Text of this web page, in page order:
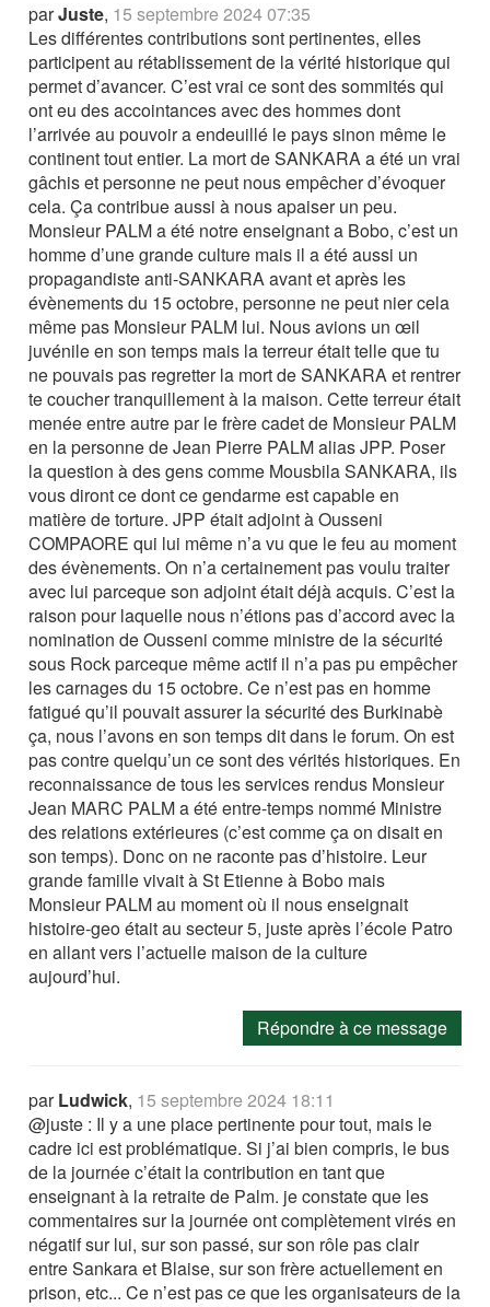
parJuste, 15 septembre 2024 07:35
Les différentes contributions sont pertinentes, elles
participent au rétablissement de la vérité historique qui
permet d’avancer. C’est vrai ce sont des sommités qui
ont eu des accointances avec des hommes dont
l’arrivée au pouvoir a endeuillé le pays sinon même le
continent tout entier. La mort de SANKARA a été un vrai
gâchis et personne ne peut nous empêcher d’évoquer
cela. Ça contribue aussi à nous apaiser un peu.
Monsieur PALM a été notre enseignant a Bobo, c’est un
homme d’une grande culture mais il a été aussi un
propagandiste anti-SANKARA avant et après les
évènements du 15 octobre, personne ne peut nier cela
même pas Monsieur PALM lui. Nous avions un œil
juvénile en son temps mais la terreur était telle que tu
ne pouvais pas regretter la mort de SANKARA et rentrer
te coucher tranquillement à la maison. Cette terreur était
menée entre autre par le frère cadet de Monsieur PALM
en la personne de Jean Pierre PALM alias JPP. Poser
la question à des gens comme Mousbila SANKARA, ils
vous diront ce dont ce gendarme est capable en
matière de torture. JPP était adjoint à Ousseni
COMPAORE qui lui même n’a vu que le feu au moment
des évènements. On n’a certainement pas voulu traiter
avec lui parceque son adjoint était déjà acquis. C’est la
raison pour laquelle nous n’étions pas d’accord avec la
nomination de Ousseni comme ministre de la sécurité
sous Rock parceque même actif il n’a pas pu empêcher
les carnages du 15 octobre. Ce n’est pas en homme
fatigué qu’il pouvait assurer la sécurité des Burkinabè
ça, nous l’avons en son temps dit dans le forum. On est
pas contre quelqu’un ce sont des vérités historiques. En
reconnaissance de tous les services rendus Monsieur
Jean MARC PALM a été entre-temps nommé Ministre
des relations extérieures (c’est comme ça on disait en
son temps). Donc on ne raconte pas d’histoire. Leur
grande famille vivait à St Etienne à Bobo mais
Monsieur PALM au moment où il nous enseignait
histoire-geo était au secteur 5, juste après l’école Patro
en allant vers l’actuelle maison de la culture
aujourd’hui.
Répondre à ce message
parLudwick, 15 septembre 2024 18:11
@juste : Il y a une place pertinente pour tout, mais le
cadre ici est problématique. Si j’ai bien compris, le bus
de la journée c’était la contribution en tant que
enseignant à la retraite de Palm. je constate que les
commentaires sur la journée ont complètement virés en
négatif sur lui, sur son passé, sur son rôle pas clair
entre Sankara et Blaise, sur son frère actuellement en
prison, etc... Ce n’est pas ce que les organisateurs de la